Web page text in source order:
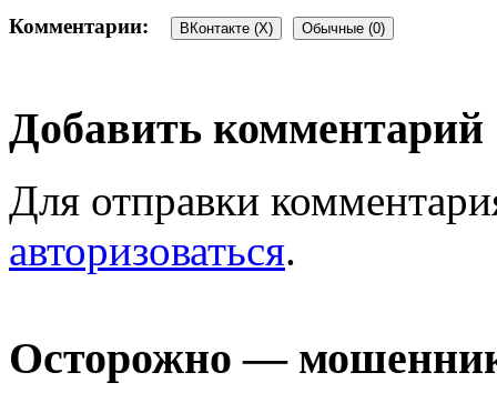
Комментарии: ВКонтакте (X) Обычные (0)
Добавить комментарий
Для отправки
авторизоваться.
Осторожно —